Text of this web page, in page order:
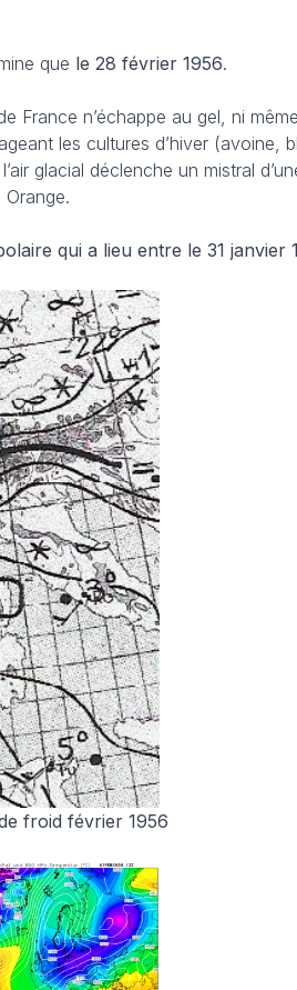
que le 28 février 1956.
France n’échappe au gel, ni
les cultures d’hiver (avoine,
glacial déclenche un mistral
qui a lieu entre le 31 janvier
froid février 1956